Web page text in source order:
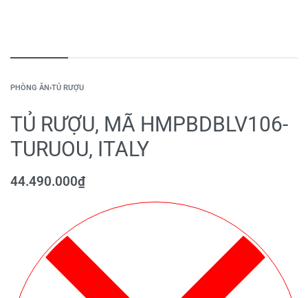
PHÒNG ĂN›TỦ RƯỢU
TỦ RƯỢU, MÃ HMPBDBLV106-
TURUOU, ITALY
44.490.000₫